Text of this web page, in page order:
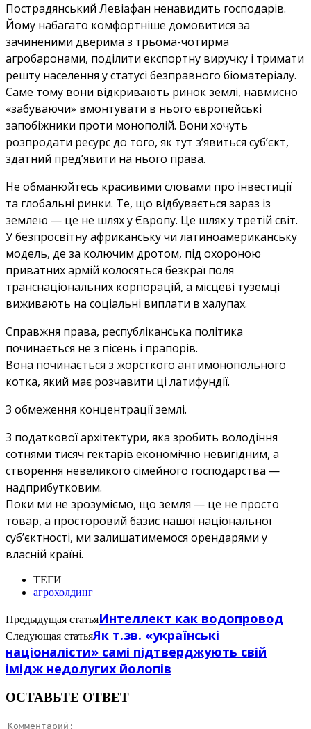
Пострадянський Левіафан ненавидить господарів.
Йому набагато комфортніше домовитися за
зачиненими дверима з трьома-чотирма
агробаронами, поділити експортну виручку і тримати
решту населення у статусі безправного біоматеріалу.
Саме тому вони відкривають ринок землі, навмисно
«забуваючи» вмонтувати в нього європейські
запобіжники проти монополій. Вони хочуть
розпродати ресурс до того, як тут з’явиться суб’єкт,
здатний пред’явити на нього права.
Не обманюйтесь красивими словами про інвестиції
та глобальні ринки. Те, що відбувається зараз із
землею — це не шлях у Європу. Це шлях у третій світ.
У безпросвітну африканську чи латиноамериканську
модель, де за колючим дротом, під охороною
приватних армій колосяться безкраї поля
транснаціональних корпорацій, а місцеві туземці
виживають на соціальні виплати в халупах.
Справжня права, республіканська політика
починається не з пісень і прапорів.
Вона починається з жорсткого антимонопольного
котка, який має розчавити ці латифундії.
З обмеження концентрації землі.
З податкової архітектури, яка зробить володіння
сотнями тисяч гектарів економічно невигідним, а
створення невеликого сімейного господарства —
надприбутковим.
Поки ми не зрозуміємо, що земля — це не просто
товар, а просторовий базис нашої національної
суб’єктності, ми залишатимемося орендарями у
власній країні.
ТЕГИ
агрохолдинг
Предыдущая статьяИнтеллект как водопровод
Следующая статьяЯк т.зв. «українські
націоналісти» самі підтверджують свій
імідж недолугих йолопів
ОСТАВЬТЕ ОТВЕТ